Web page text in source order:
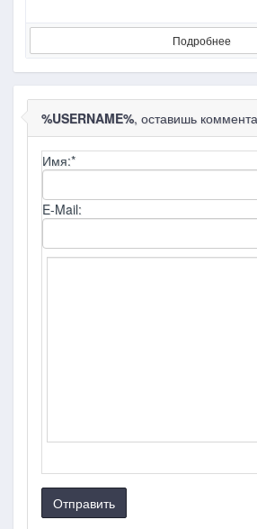
Подробнее
%USERNAME%, оставишь
Имя:*
E-Mail:
Отправить